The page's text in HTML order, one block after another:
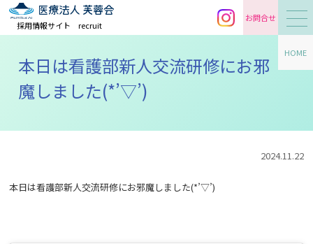
採用情報サイト recruit
お問合せ
HOME
本日は看護部新人交流研修にお邪
魔しました(*’▽’)
2024.11.22
本日は看護部新人交流研修にお邪魔しました(*’▽’)